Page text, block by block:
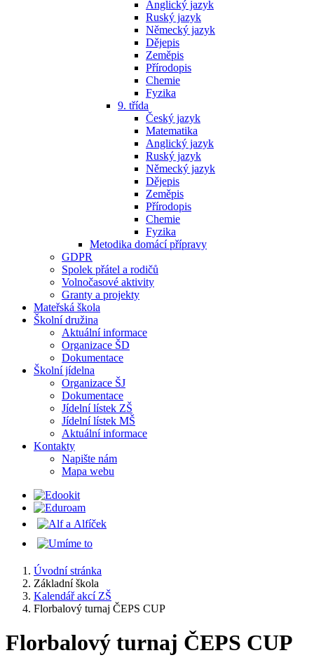
Anglický jazyk
Ruský jazyk
Německý jazyk
Dějepis
Zeměpis
Přírodopis
Chemie
Fyzika
9. třída
Český jazyk
Matematika
Anglický jazyk
Ruský jazyk
Německý jazyk
Dějepis
Zeměpis
Přírodopis
Chemie
Fyzika
Metodika domácí přípravy
GDPR
Spolek přátel a rodičů
Volnočasové aktivity
Granty a projekty
Mateřská škola
Školní družina
Aktuální informace
Organizace ŠD
Dokumentace
Školní jídelna
Organizace ŠJ
Dokumentace
Jídelní lístek ZŠ
Jídelní lístek MŠ
Aktuální informace
Kontakty
Napište nám
Mapa webu
Úvodní stránka
Základní škola
Kalendář akcí ZŠ
Florbalový turnaj ČEPS CUP
Florbalový turnaj ČEPS CUP